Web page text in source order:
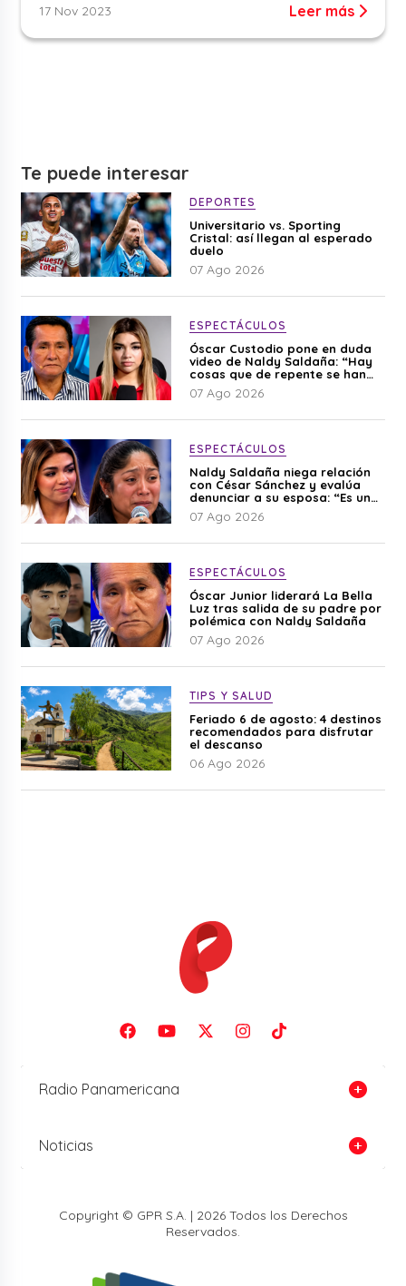
17 Nov 2023 Leer más
Te puede interesar
DEPORTES
Universitario vs. Sporting
Cristal: así llegan al esperado
duelo
07 Ago 2026
ESPECTÁCULOS
Óscar Custodio pone en duda
video de Naldy Saldaña: “Hay
cosas que de repente se han
editado”
07 Ago 2026
ESPECTÁCULOS
Naldy Saldaña niega relación
con César Sánchez y evalúa
denunciar a su esposa: “Es una
difamación”
07 Ago 2026
ESPECTÁCULOS
Óscar Junior liderará La Bella
Luz tras salida de su padre por
polémica con Naldy Saldaña
07 Ago 2026
TIPS Y SALUD
Feriado 6 de agosto: 4 destinos
recomendados para disfrutar
el descanso
06 Ago 2026
Radio Panamericana
Noticias
Copyright © GPR S.A. | 2026 Todos los Derechos
Reservados.